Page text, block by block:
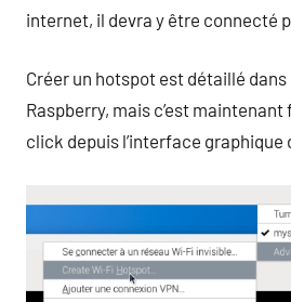
internet, il devra y être connecté
Créer un hotspot est détaillé dans
Raspberry, mais c’est maintenant
click depuis l’interface graphique